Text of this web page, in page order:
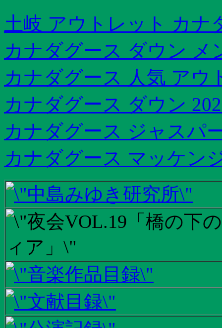
土岐 アウトレット カナ
カナダグース ダウン メ
カナダグース 人気 アウ
カナダグース ダウン
カナダグース ジャスパ
カナダグース マッケン